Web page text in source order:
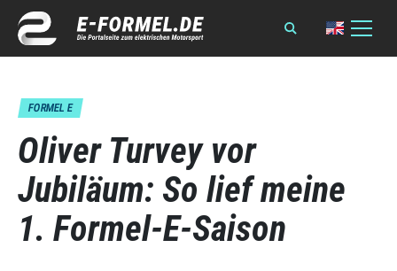
FORMEL E
Oliver Turvey vor
Jubiläum: So lief meine
1. Formel-E-Saison